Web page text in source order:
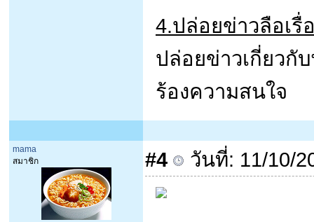
4.ปล่อยข่าวลือเ
ปล่อยข่าวเกี่ยวกั
ร้องความสนใจ
mama
สมาชิก
#4 วันที่: 11/10/